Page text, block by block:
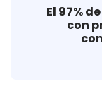
El 97%
con